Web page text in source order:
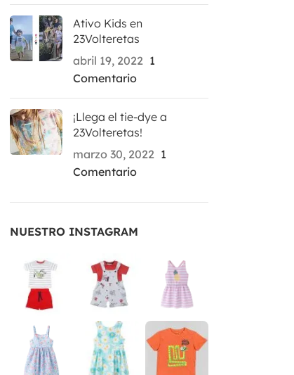
Ativo Kids en
23Volteretas
abril 19, 2022 1
Comentario
¡Llega el tie-dye a
23Volteretas!
marzo 30, 2022 1
Comentario
NUESTRO INSTAGRAM